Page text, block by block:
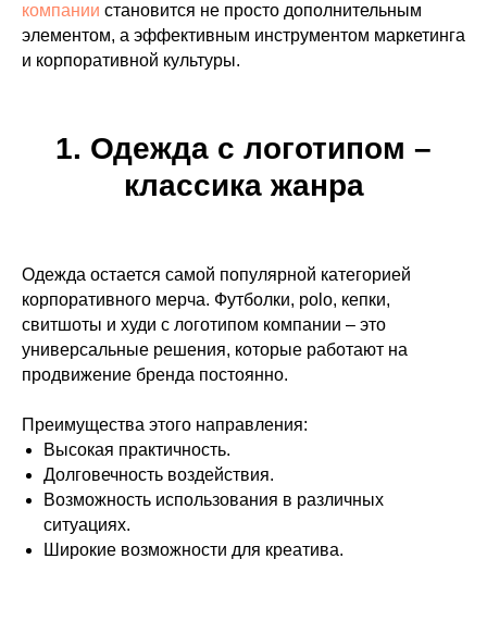
компании становится не просто дополнительным
элементом, а эффективным инструментом маркетинга
и корпоративной культуры.
1. Одежда с логотипом –
классика жанра
Одежда остается самой популярной категорией
корпоративного мерча. Футболки, polo, кепки,
свитшоты и худи с логотипом компании – это
универсальные решения, которые работают на
продвижение бренда постоянно.
Преимущества этого направления:
Высокая практичность.
Долговечность воздействия.
Возможность использования в различных
ситуациях.
Широкие возможности для креатива.